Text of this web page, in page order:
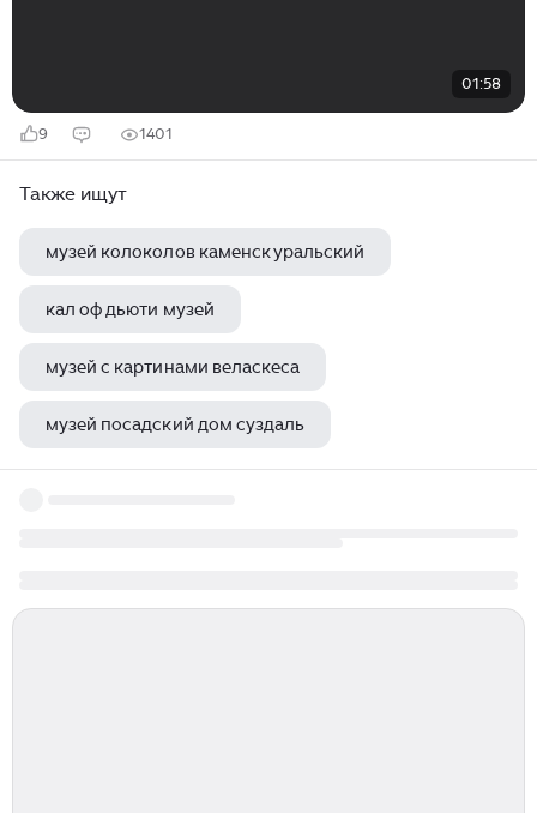
01:58
9 1401
Также ищут
музей колоколов каменск уральский
кал оф дьюти музей
музей с картинами веласкеса
музей посадский дом суздаль